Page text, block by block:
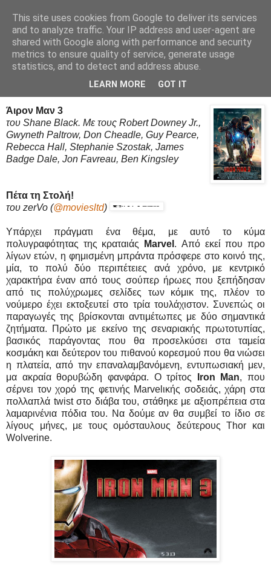
Movies Ltd
25/4/13
Iron Man 3 - Review / Κριτική
Άιρον Μαν 3
του Shane Black. Με τους Robert Downey Jr.,
Gwyneth Paltrow, Don Cheadle, Guy Pearce,
Rebecca Hall, Stephanie Szostak, James
Badge Dale, Jon Favreau, Ben Kingsley
Πέτα τη Στολή!
του zerVo (@moviesltd)
Υπάρχει πράγματι ένα θέμα, με αυτό το κύμα
πολυγραφότητας της κραταιάς
Marvel . Από εκεί που προ
λίγων ετών, η φημισμένη μπράντα πρόσφερε στο κοινό της,
μία, το πολύ δύο περιπέτειες ανά χρόνο, με κεντρικό
χαρακτήρα έναν από τους σούπερ ήρωες που ξεπήδησαν
από τις πολύχρωμες σελίδες των κόμικ της, πλέον το
νούμερο έχει εκτοξευτεί στο τρία τουλάχιστον. Συνεπώς οι
παραγωγές της βρίσκονται αντιμέτωπες με δύο σημαντικά
ζητήματα. Πρώτο με εκείνο της σεναριακής πρωτοτυπίας,
βασικός παράγοντας που θα προσελκύσει στα ταμεία
κοσμάκη και δεύτερον του πιθανού κορεσμού που θα νιώσει
η πλατεία, από την επαναλαμβανόμενη, εντυπωσιακή μεν,
μα ακραία θορυβώδη φανφάρα. Ο τρίτος
Iron Man, που
σέρνει τον χορό της φετινής Marvelικής σοδειάς, χάρη στα
πολλαπλά twist στο διάβα του, στάθηκε με αξιοπρέπεια στα
λαμαρινένια πόδια του. Να δούμε αν θα συμβεί το ίδιο σε
λίγους μήνες, με τους ομόσταυλους δεύτερους Thor και
Wolverine.
This site uses cookies from Google to deliver its services
and to analyze traffic. Your IP address and user-agent are
shared with Google along with performance and security
metrics to ensure quality of service, generate usage
statistics, and to detect and address abuse.
LEARN MORE GOT IT